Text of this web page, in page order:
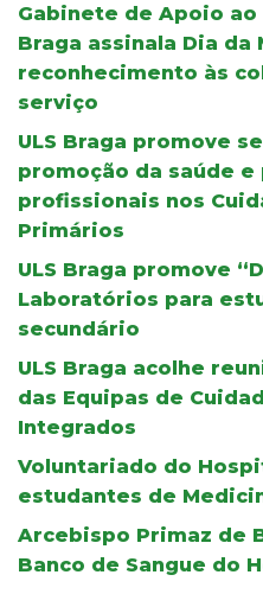
Gabinete de Apoio ao
Braga assinala Dia
reconhecimento às
serviço
ULS Braga promove
promoção da saúde
profissionais nos
Primários
ULS Braga promove
Laboratórios para
secundário
ULS Braga acolhe
das Equipas de
Integrados
Voluntariado do
estudantes de
Arcebispo Primaz de
Banco de Sangue do